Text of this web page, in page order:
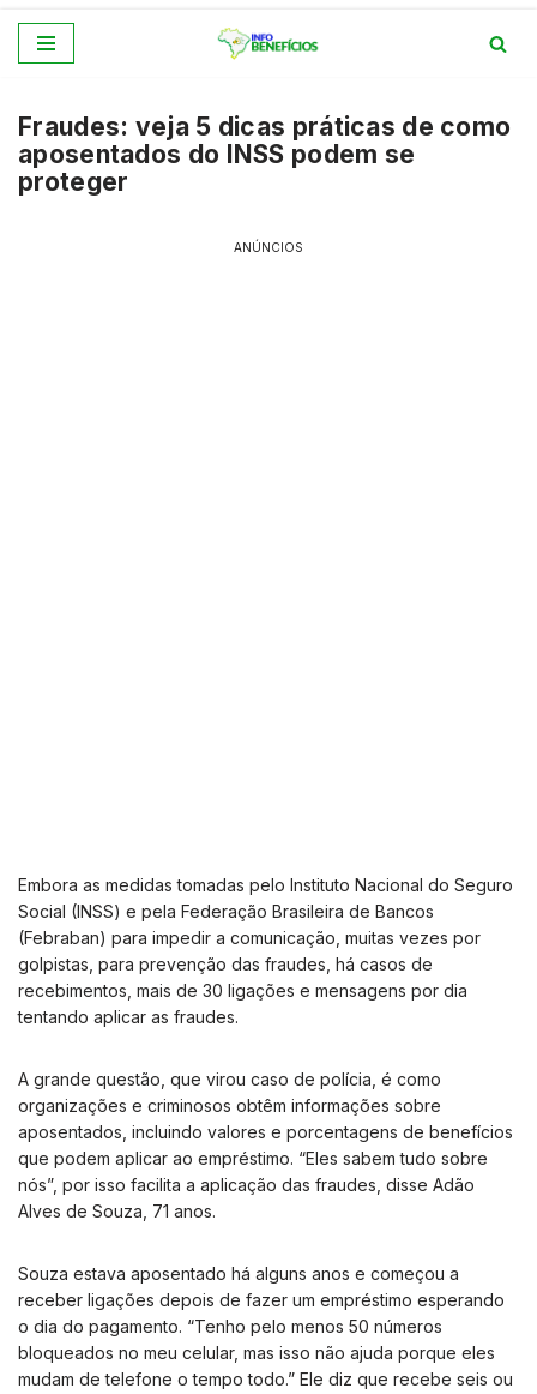
o
conteúdo
Fraudes: veja 5 dicas práticas de como
aposentados do INSS podem se
proteger
ANÚNCIOS
Embora as medidas tomadas pelo Instituto Nacional do Seguro
Social (INSS) e pela Federação Brasileira de Bancos
(Febraban) para impedir a comunicação, muitas vezes por
golpistas, para prevenção das fraudes, há casos de
recebimentos, mais de 30 ligações e mensagens por dia
tentando aplicar as fraudes.
A grande questão, que virou caso de polícia, é como
organizações e criminosos obtêm informações sobre
aposentados, incluindo valores e porcentagens de benefícios
que podem aplicar ao empréstimo. “Eles sabem tudo sobre
nós”, por isso facilita a aplicação das fraudes, disse Adão
Alves de Souza, 71 anos.
Souza estava aposentado há alguns anos e começou a
receber ligações depois de fazer um empréstimo esperando
o dia do pagamento. “Tenho pelo menos 50 números
bloqueados no meu celular, mas isso não ajuda porque eles
mudam de telefone o tempo todo.” Ele diz que recebe seis ou